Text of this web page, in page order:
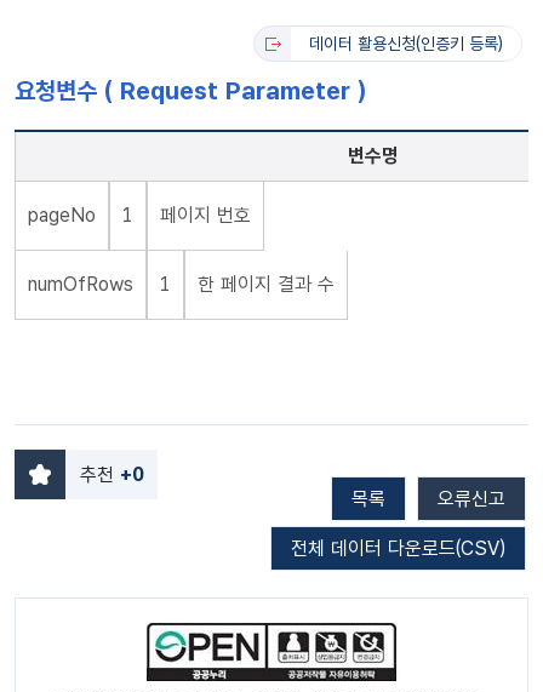
데이터 활용신청(인증키 등록)
요청변수 ( Request Parameter )
변수명
pageNo 1 페이지 번호
numOfRows 1 한 페이지 결과 수
추천 +0
목록
오류신고
전체 데이터 다운로드(CSV)